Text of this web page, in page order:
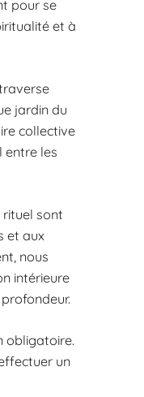
pour se
et à
jardin du
collective
entre les
rituel sont
et aux
nous
intérieure
obligatoire.
un